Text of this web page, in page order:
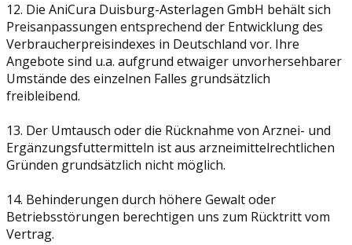
12. Die AniCura Duisburg-Asterlagen GmbH behält sich
Preisanpassungen entsprechend der Entwicklung des
Verbraucherpreisindexes in Deutschland vor. Ihre
Angebote sind u.a. aufgrund etwaiger unvorhersehbarer
Umstände des einzelnen Falles grundsätzlich
freibleibend.
13. Der Umtausch oder die Rücknahme von Arznei- und
Ergänzungsfuttermitteln ist aus arzneimittelrechtlichen
Gründen grundsätzlich nicht möglich.
14. Behinderungen durch höhere Gewalt oder
Betriebsstörungen berechtigen uns zum Rücktritt vom
Vertrag.